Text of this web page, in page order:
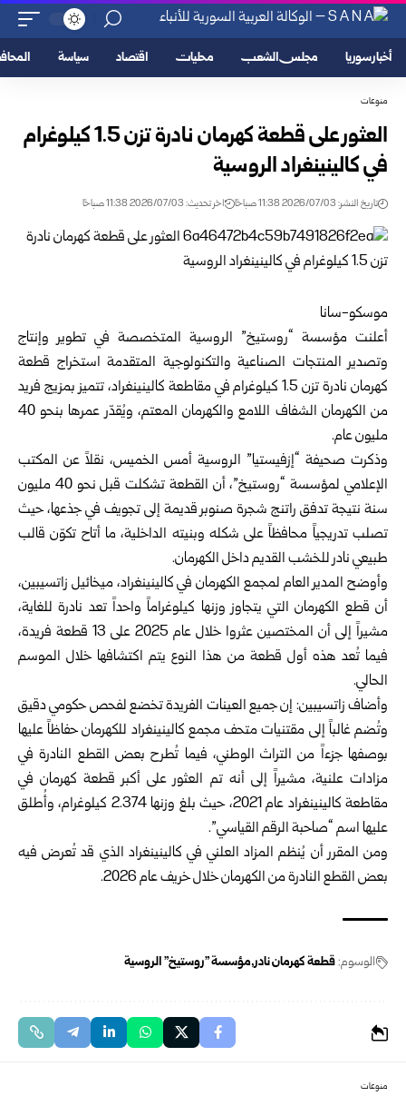
أخبار سوريا مجلس الشعب محليات اقتصاد سياسة
منوعات
العثور على قطعة كهرمان نادرة تزن 1.5 كيلوغرام
في كالينينغراد الروسية
تاريخ النشر: 2026/07/03 11:38 صباحًا اخر تحديث: 2026/07/03 11:38 صباحًا
موسكو-سانا
أعلنت مؤسسة “روستيخ” الروسية المتخصصة في تطوير وإنتاج
وتصدير المنتجات الصناعية والتكنولوجية المتقدمة استخراج قطعة
كهرمان نادرة تزن 1.5 كيلوغرام في مقاطعة كالينينغراد، تتميز بمزيج فريد
من الكهرمان الشفاف اللامع والكهرمان المعتم، ويُقدّر عمرها بنحو 40
مليون عام.
وذكرت صحيفة “إزفيستيا” الروسية أمس الخميس، نقلاً عن المكتب
الإعلامي لمؤسسة “روستيخ”، أن القطعة تشكلت قبل نحو 40 مليون
سنة نتيجة تدفق راتنج شجرة صنوبر قديمة إلى تجويف في جذعها، حيث
تصلب تدريجياً محافظاً على شكله وبنيته الداخلية، ما أتاح تكوّن قالب
طبيعي نادر للخشب القديم داخل الكهرمان.
وأوضح المدير العام لمجمع الكهرمان في كالينينغراد، ميخائيل زاتسيبين،
أن قطع الكهرمان التي يتجاوز وزنها كيلوغراماً واحداً تعد نادرة للغاية،
مشيراً إلى أن المختصين عثروا خلال عام 2025 على 13 قطعة فريدة،
فيما تُعد هذه أول قطعة من هذا النوع يتم اكتشافها خلال الموسم
الحالي.
وأضاف زاتسيبين: إن جميع العينات الفريدة تخضع لفحص حكومي دقيق
وتُضم غالباً إلى مقتنيات متحف مجمع كالينينغراد للكهرمان حفاظاً عليها
بوصفها جزءاً من التراث الوطني، فيما تُطرح بعض القطع النادرة في
مزادات علنية، مشيراً إلى أنه تم العثور على أكبر قطعة كهرمان في
مقاطعة كالينينغراد عام 2021، حيث بلغ وزنها 2.374 كيلوغرام، وأُطلق
عليها اسم “صاحبة الرقم القياسي”.
ومن المقرر أن يُنظم المزاد العلني في كالينينغراد الذي قد تُعرض فيه
بعض القطع النادرة من الكهرمان خلال خريف عام 2026.
الوسوم:قطعة كهرمان نادر مؤسسة "روستيخ" الروسية
منوعات